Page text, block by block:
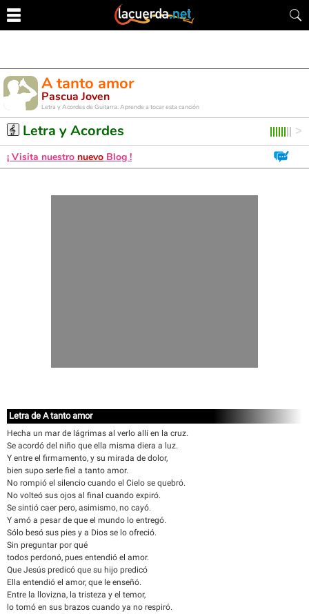
A tanto amor
Pascua Joven
Letra y Acordes de Guitarra. Aprende a tocar esta canción
Letra y Acordes
¡ Visita nuestro nuevo Blog !
Letra de A tanto amor
Hecha un mar de lágrimas al verlo allí en la cruz.
Se acordó del niño que ella misma diera a luz.
Y entre el firmamento, y su mirada de dolor,
bien supo serle fiel a tanto amor.
No rompió el silencio cuando el Cielo se quebró.
No volteó sus ojos al final cuando expiró.
Se sintió caer pero, asimismo, no cayó.
Y amó a pesar de que el mundo lo entregó.
Sólo besó sus pies y a Dios se lo ofreció.
Sin preguntar por qué
todos perdonó, pues entendió el amor.
Que Jesús predicó que su hijo predicó
Ella entendió el amor, que le enseñó.
Entre la llovizna, la tristeza y el temor,
lo tomó en sus brazos cuando ya no respiró.